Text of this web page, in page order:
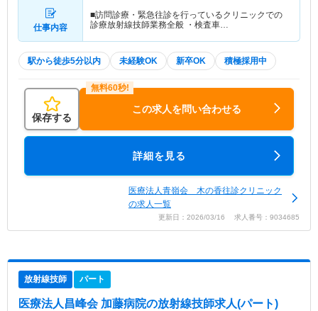
仕事内容
■訪問診療・緊急往診を行っているクリニックでの
診療放射線技師業務全般 ・検査車…
駅から徒歩5分以内 未経験OK 新卒OK 積極採用中
保存する
この求人を問い合わせる
詳細を見る
医療法人青嶺会 木の香往診クリニック
の求人一覧
更新日：2026/03/16 求人番号：9034685
放射線技師 パート
医療法人昌峰会 加藤病院の放射線技師求人(パート)